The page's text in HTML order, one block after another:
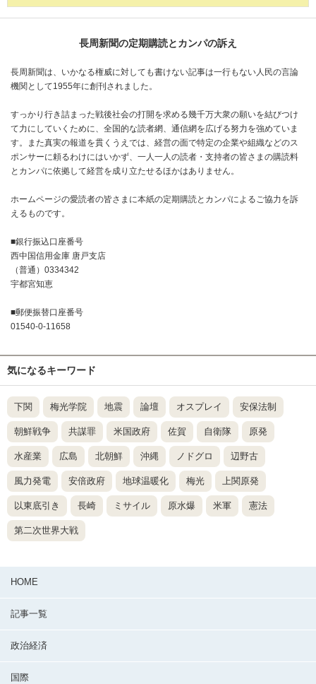
長周新聞の定期購読とカンパの訴え
長周新聞は、いかなる権威に対しても書けない記事は一行もない人民の言論
機関として1955年に創刊されました。
すっかり行き詰まった戦後社会の打開を求める幾千万大衆の願いを結びつけ
て力にしていくために、全国的な読者網、通信網を広げる努力を強めていま
す。また真実の報道を貫くうえでは、経営の面で特定の企業や組織などのス
ポンサーに頼るわけにはいかず、一人一人の読者・支持者の皆さまの購読料
とカンパに依拠して経営を成り立たせるほかはありません。
ホームページの愛読者の皆さまに本紙の定期購読とカンパによるご協力を訴
えるものです。
■銀行振込口座番号
西中国信用金庫 唐戸支店
（普通）0334342
宇都宮知恵
■郵便振替口座番号
01540-0-11658
気になるキーワード
下関 梅光学院 地震 論壇 オスプレイ 安保法制
朝鮮戦争 共謀罪 米国政府 佐賀 自衛隊 原発
水産業 広島 北朝鮮 沖縄 ノドグロ 辺野古
風力発電 安倍政府 地球温暖化 梅光 上関原発
以東底引き 長崎 ミサイル 原水爆 米軍 憲法
第二次世界大戦
HOME
記事一覧
政治経済
国際